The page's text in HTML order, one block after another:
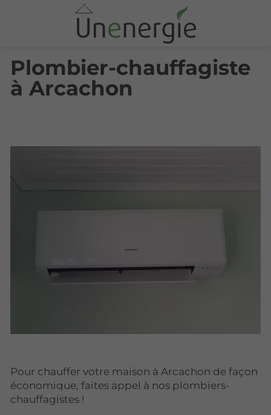
Plombier-chauffagiste
à Arcachon
Pour chauffer votre maison à Arcachon de façon
économique, faites appel à nos plombiers-
chauffagistes !